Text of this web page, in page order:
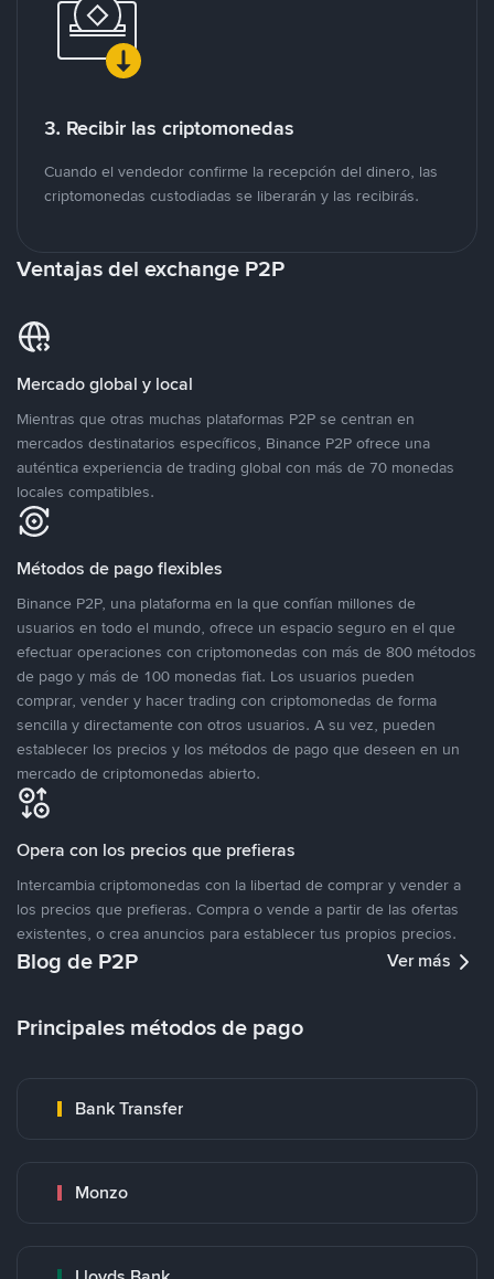
3. Recibir las criptomonedas
Cuando el vendedor confirme la recepción del dinero, las
criptomonedas custodiadas se liberarán y las recibirás.
Ventajas del exchange P2P
Mercado global y local
Mientras que otras muchas plataformas P2P se centran en
mercados destinatarios específicos, Binance P2P ofrece una
auténtica experiencia de trading global con más de 70 monedas
locales compatibles.
Métodos de pago flexibles
Binance P2P, una plataforma en la que confían millones de
usuarios en todo el mundo, ofrece un espacio seguro en el que
efectuar operaciones con criptomonedas con más de 800 métodos
de pago y más de 100 monedas fiat. Los usuarios pueden
comprar, vender y hacer trading con criptomonedas de forma
sencilla y directamente con otros usuarios. A su vez, pueden
establecer los precios y los métodos de pago que deseen en un
mercado de criptomonedas abierto.
Opera con los precios que prefieras
Intercambia criptomonedas con la libertad de comprar y vender a
los precios que prefieras. Compra o vende a partir de las ofertas
existentes, o crea anuncios para establecer tus propios precios.
Blog de P2P Ver más
Principales métodos de pago
Bank Transfer
Monzo